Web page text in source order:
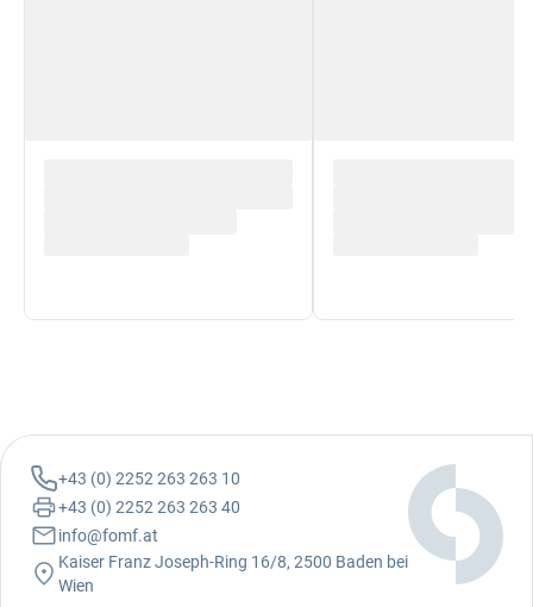
+43 (0) 2252 263 263 10
+43 (0) 2252 263 263 40
info@fomf.at
Kaiser Franz Joseph-Ring 16/8, 2500 Baden bei
Wien